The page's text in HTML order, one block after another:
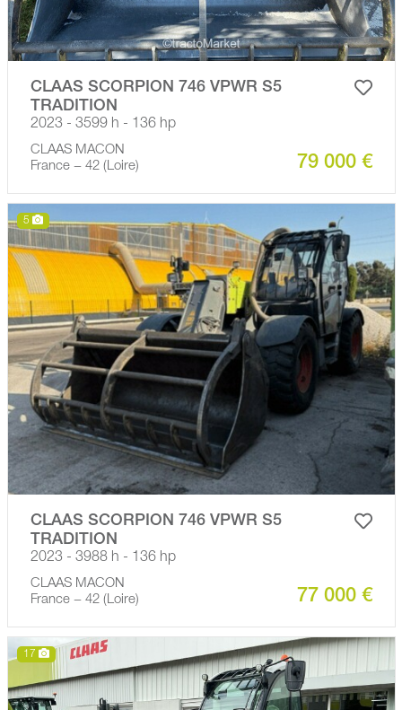
CLAAS SCORPION 746 VPWR S5
TRADITION
2023 - 3599 h - 136 hp
CLAAS MACON
France − 42 (Loire)
79 000 €
5
CLAAS SCORPION 746 VPWR S5
TRADITION
2023 - 3988 h - 136 hp
CLAAS MACON
France − 42 (Loire)
77 000 €
17